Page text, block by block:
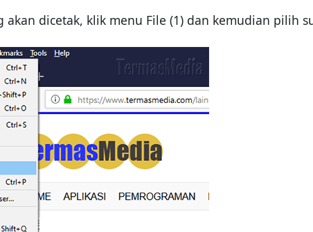
dicetak, klik menu File (1) dan kemudian pilih